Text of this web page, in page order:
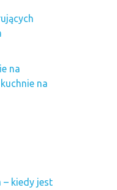
na
na
– kiedy jest